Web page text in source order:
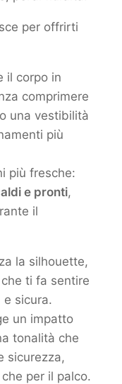
per offrirti
il corpo in
comprimere
una vestibilità
più
più fresche:
e pronti,
il
la silhouette,
ti fa sentire
sicura.
un impatto
tonalità che
sicurezza,
per il palco.